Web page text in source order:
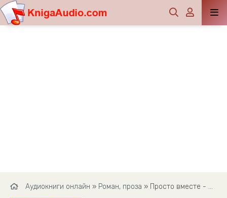
Аудиокниги онлайн » Роман, проза » Просто вместе - Анна Гавальда